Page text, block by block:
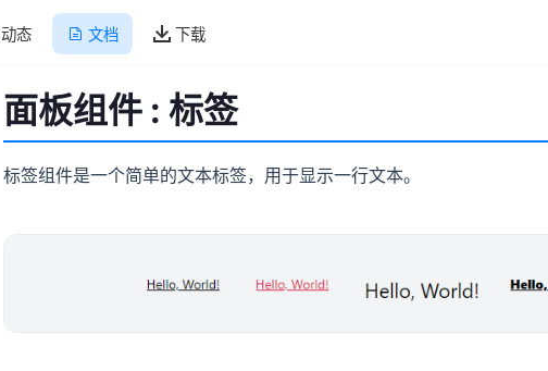
动态 文档 下载
面板组件 : 标签
标签组件是一个简单的文本标签，用于显示一行文本。